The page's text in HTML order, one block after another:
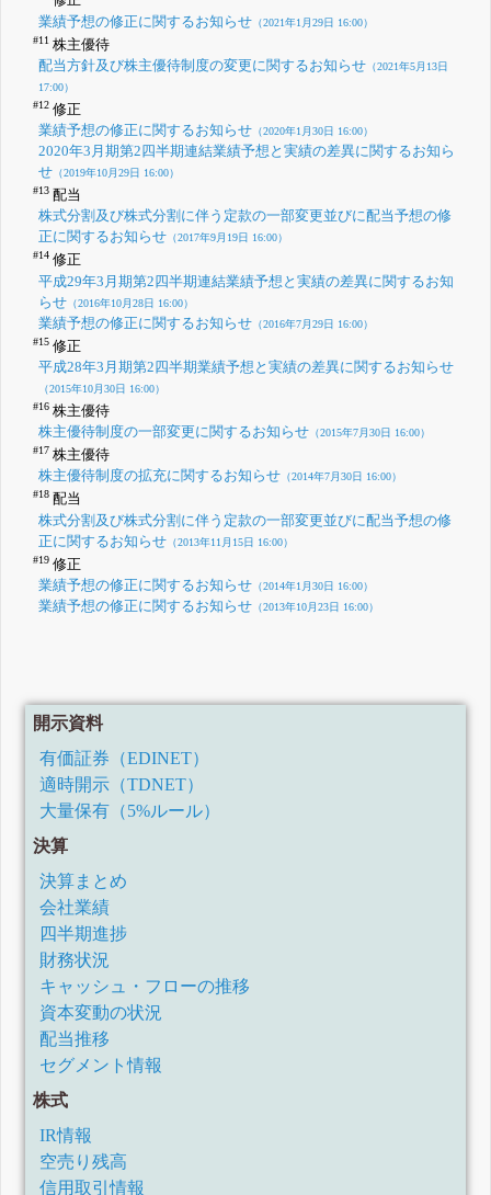
業績予想の修正に関するお知らせ（2021年1月29日 16:00）
#11株主優待
配当方針及び株主優待制度の変更に関するお知らせ（2021年5月13日
17:00）
#12修正
業績予想の修正に関するお知らせ（2020年1月30日 16:00）
2020年3月期第2四半期連結業績予想と実績の差異に関するお知ら
せ（2019年10月29日 16:00）
#13配当
株式分割及び株式分割に伴う定款の一部変更並びに配当予想の修
正に関するお知らせ（2017年9月19日 16:00）
#14修正
平成29年3月期第2四半期連結業績予想と実績の差異に関するお知
らせ（2016年10月28日 16:00）
業績予想の修正に関するお知らせ（2016年7月29日 16:00）
#15修正
平成28年3月期第2四半期業績予想と実績の差異に関するお知らせ
（2015年10月30日 16:00）
#16株主優待
株主優待制度の一部変更に関するお知らせ（2015年7月30日 16:00）
#17 株主優待
株主優待制度の拡充に関するお知らせ（2014年7月30日 16:00）
#18配当
株式分割及び株式分割に伴う定款の一部変更並びに配当予想の修
正に関するお知らせ（2013年11月15日 16:00）
#19修正
業績予想の修正に関するお知らせ（2014年1月30日 16:00）
業績予想の修正に関するお知らせ（2013年10月23日 16:00）
開示資料
有価証券（EDINET）
適時開示（TDNET）
大量保有（5%ルール）
決算
決算まとめ
会社業績
四半期進捗
財務状況
キャッシュ・フローの推移
資本変動の状況
配当推移
セグメント情報
株式
IR情報
空売り残高
信用取引情報